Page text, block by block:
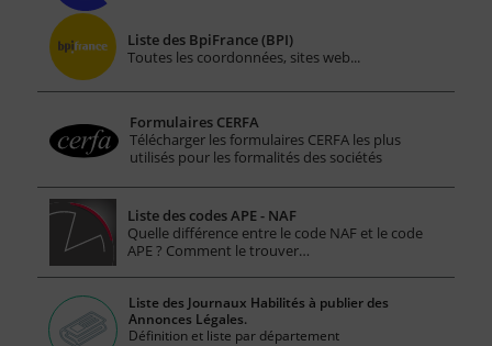
Liste des BpiFrance (BPI)
Toutes les coordonnées, sites web...
Formulaires CERFA
Télécharger les formulaires CERFA les plus
utilisés pour les formalités des sociétés
Liste des codes APE - NAF
Quelle différence entre le code NAF et le code
APE ? Comment le trouver…
Liste des Journaux Habilités à publier des
Annonces Légales.
Définition et liste par département